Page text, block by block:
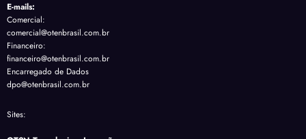
E-mails:
Comercial:
comercial@otenbrasil.com.br
Financeiro:
financeiro@otenbrasil.com.br
Encarregado de Dados
dpo@otenbrasil.com.br
Sites: